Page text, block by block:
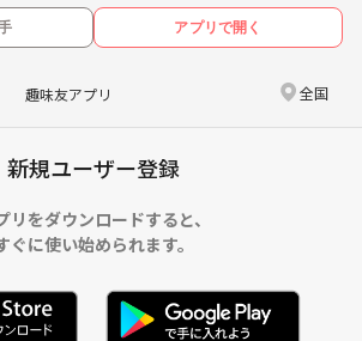
アプリで開く
趣味友アプリ 全国
新規ユーザー登録
リをダウンロードすると、
ぐに使い始められます。